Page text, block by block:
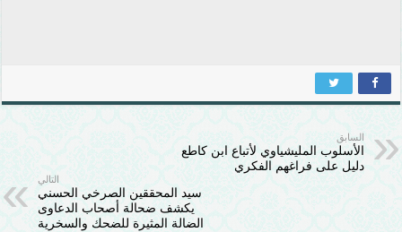
السابق
الأسلوب المليشياوي لأتباع ابن كاطع
دليل على فراغهم الفكري
التالي
سيد المحققين الصرخي الحسني
يكشف ضحالة أصحاب الدعاوى
الضالة المثيرة للضحك والسخرية